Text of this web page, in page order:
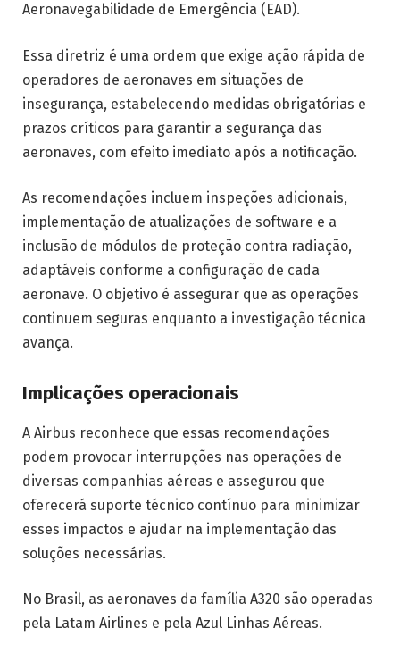
Aeronavegabilidade de Emergência (EAD).
Essa diretriz é uma ordem que exige ação rápida de
operadores de aeronaves em situações de
insegurança, estabelecendo medidas obrigatórias e
prazos críticos para garantir a segurança das
aeronaves, com efeito imediato após a notificação.
As recomendações incluem inspeções adicionais,
implementação de atualizações de software e a
inclusão de módulos de proteção contra radiação,
adaptáveis conforme a configuração de cada
aeronave. O objetivo é assegurar que as operações
continuem seguras enquanto a investigação técnica
avança.
Implicações operacionais
A Airbus reconhece que essas recomendações
podem provocar interrupções nas operações de
diversas companhias aéreas e assegurou que
oferecerá suporte técnico contínuo para minimizar
esses impactos e ajudar na implementação das
soluções necessárias.
No Brasil, as aeronaves da família A320 são operadas
pela Latam Airlines e pela Azul Linhas Aéreas.